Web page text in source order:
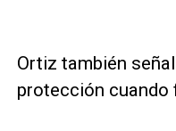
Ortiz también
protección cuando